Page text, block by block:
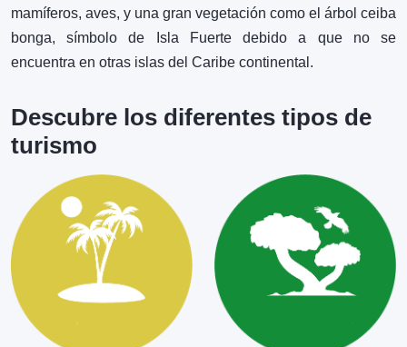
mamíferos, aves, y una gran vegetación como el árbol ceiba
bonga, símbolo de Isla Fuerte debido a que no se
encuentra en otras islas del Caribe continental.
Descubre los diferentes tipos de
turismo